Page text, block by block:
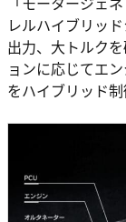
レルハイブリッ
出力、大トルク
ョンに応じてエ
をハイブリッド